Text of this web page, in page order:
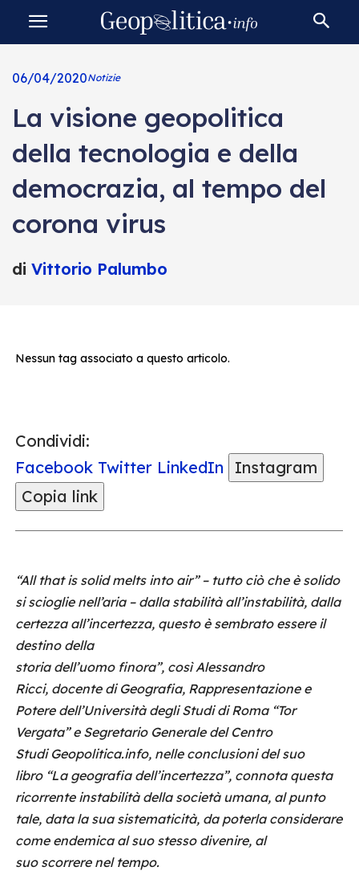
06/04/2020Notizie
La visione geopolitica
della tecnologia e della
democrazia, al tempo del
corona virus
di Vittorio Palumbo
Nessun tag associato a questo articolo.
Condividi:
Facebook Twitter LinkedIn
Instagram
Copia link
“All that is solid melts into air” – tutto ciò che è solido
si scioglie nell’aria – dalla stabilità all’instabilità, dalla
certezza all’incertezza, questo è sembrato essere il
destino della
storia dell’uomo finora”, così Alessandro
Ricci, docente di Geografia, Rappresentazione e
Potere dell’Università degli Studi di Roma “Tor
Vergata” e Segretario Generale del Centro
Studi Geopolitica.info, nelle conclusioni del suo
libro “La geografia dell’incertezza”, connota questa
ricorrente instabilità della società umana, al punto
tale, data la sua sistematicità, da poterla considerare
come endemica al suo stesso divenire, al
suo scorrere nel tempo.